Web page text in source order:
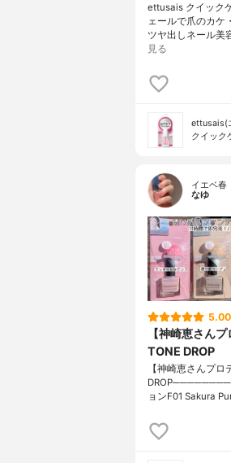
ettusais クイック
ェールで爪のカケ
ツヤ出しネール美
見る
ettusais(
クイック
イエベ春
なゆ
5.00
【神崎恵さん
TONE DROP
【神崎恵さんプ
ョンF01 Sakura